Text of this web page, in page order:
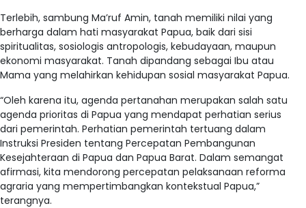
Terlebih, sambung Ma’ruf Amin, tanah memiliki nilai yang
berharga dalam hati masyarakat Papua, baik dari sisi
spiritualitas, sosiologis antropologis, kebudayaan, maupun
ekonomi masyarakat. Tanah dipandang sebagai Ibu atau
Mama yang melahirkan kehidupan sosial masyarakat Papua.
“Oleh karena itu, agenda pertanahan merupakan salah satu
agenda prioritas di Papua yang mendapat perhatian serius
dari pemerintah. Perhatian pemerintah tertuang dalam
Instruksi Presiden tentang Percepatan Pembangunan
Kesejahteraan di Papua dan Papua Barat. Dalam semangat
afirmasi, kita mendorong percepatan pelaksanaan reforma
agraria yang mempertimbangkan kontekstual Papua,”
terangnya.